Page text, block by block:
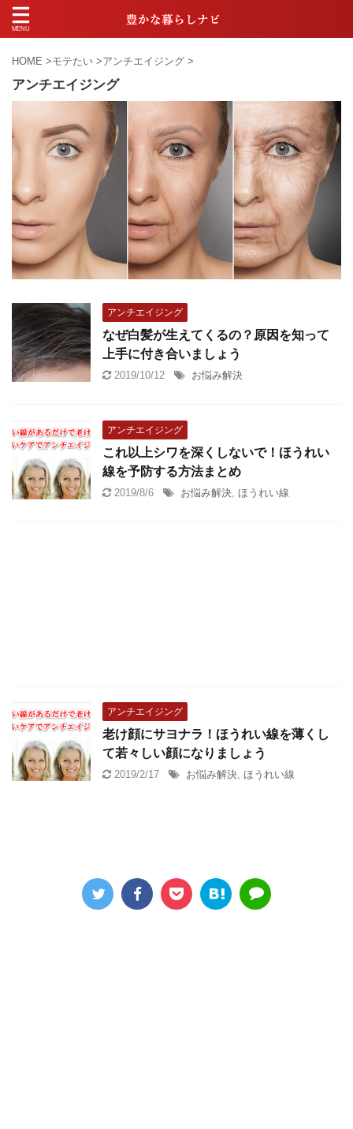
HOME >モテたい >アンチエイジング >
アンチエイジング
アンチエイジング
なぜ白髪が生えてくるの？原因を知って
上手に付き合いましょう
2019/10/12 お悩み解決
アンチエイジング
これ以上シワを深くしないで！ほうれい
線を予防する方法まとめ
2019/8/6 お悩み解決 ほうれい線
アンチエイジング
老け顔にサヨナラ！ほうれい線を薄くし
て若々しい顔になりましょう
2019/2/17 お悩み解決 ほうれい線